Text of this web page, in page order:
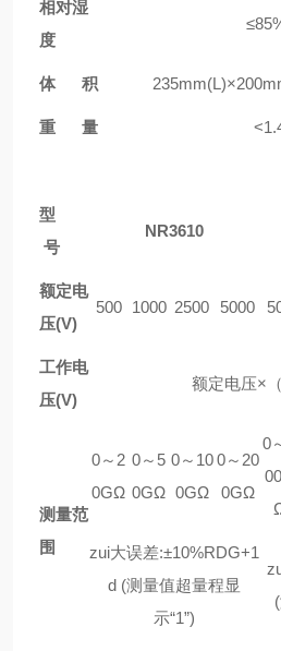
相对湿
度
体 积
重 量
型
号
NR3610
额定电
压(V)
500 1000 2500 5000
工作电
压(V)
额定电压×（
测量范
围
0～2
0GΩ
0～5
0GΩ
0～10
0GΩ
0～20
0GΩ
0
zui大误差:±10%RDG+1
d (测量值超量程显
示“1”)